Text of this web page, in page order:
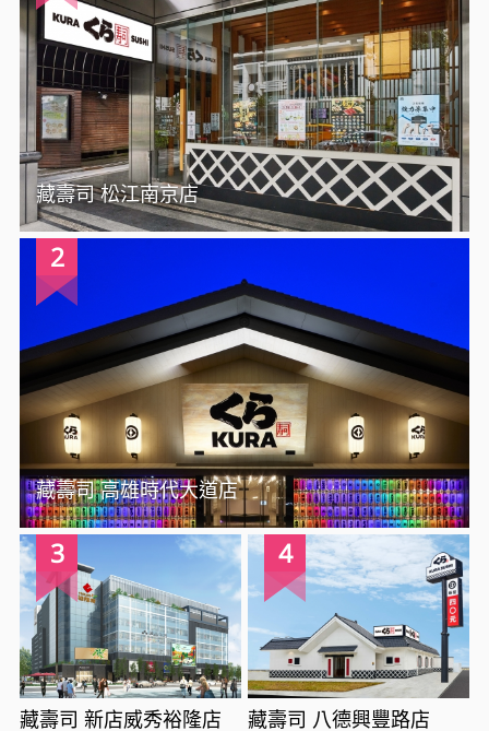
藏壽司 松江南京店
2
藏壽司 高雄時代大道店
3
藏壽司 新店威秀裕隆店
4
藏壽司 八德興豐路店